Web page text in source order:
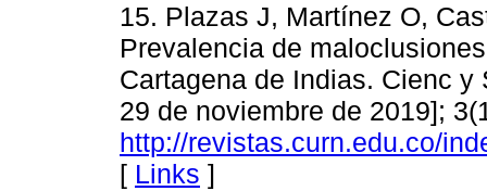
15. Plazas J, Martínez O,
Prevalencia de
Cartagena de Indias. Cienc
29 de noviembre de 2019];
http://revistas.curn.edu.co/
[ Links ]